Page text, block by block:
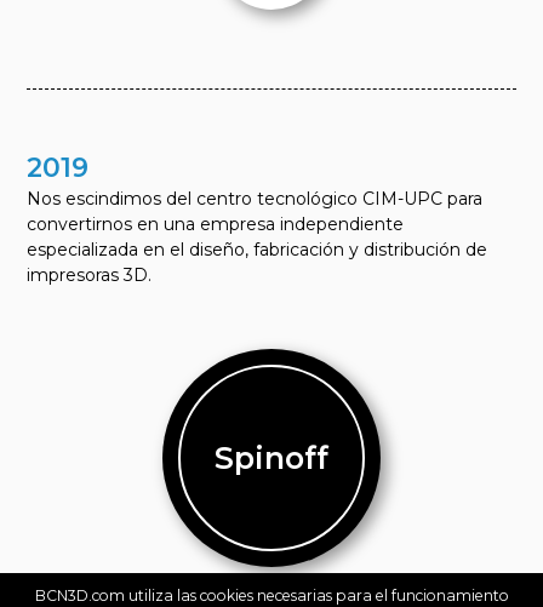
2019
Nos escindimos del centro tecnológico CIM-UPC para
convertirnos en una empresa independiente
especializada en el diseño, fabricación y distribución de
impresoras 3D.
Spinoff
BCN3D.com utiliza las cookies necesarias para el funcionamiento